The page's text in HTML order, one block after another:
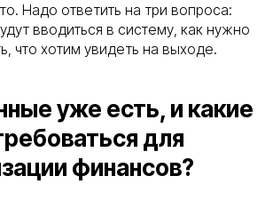
Надо ответить на три вопроса:
вводиться в систему, как нужно
что хотим увидеть на выходе.
уже есть, и какие
для
финансов?